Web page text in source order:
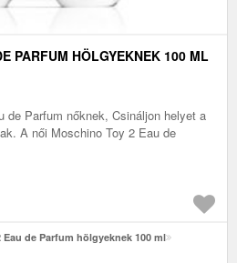
PARFUM HÖLGYEKNEK 100 ML
de Parfum nőknek, Csináljon helyet a
A női Moschino Toy 2 Eau de
de Parfum hölgyeknek 100 ml